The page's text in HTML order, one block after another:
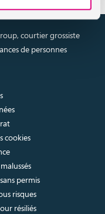
courtier grossiste
de personnes
cookies
permis
risques
résiliés